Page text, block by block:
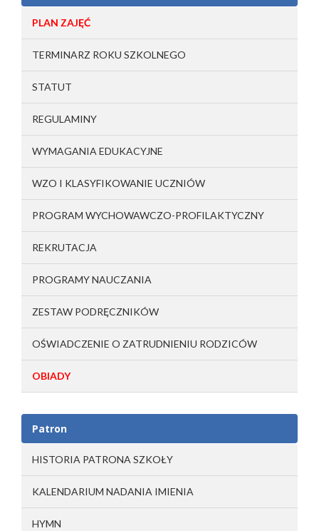
PLAN ZAJĘĆ
TERMINARZ ROKU SZKOLNEGO
STATUT
REGULAMINY
WYMAGANIA EDUKACYJNE
WZO I KLASYFIKOWANIE UCZNIÓW
PROGRAM WYCHOWAWCZO-PROFILAKTYCZNY
REKRUTACJA
PROGRAMY NAUCZANIA
ZESTAW PODRĘCZNIKÓW
OŚWIADCZENIE O ZATRUDNIENIU RODZICÓW
OBIADY
Patron
HISTORIA PATRONA SZKOŁY
KALENDARIUM NADANIA IMIENIA
HYMN